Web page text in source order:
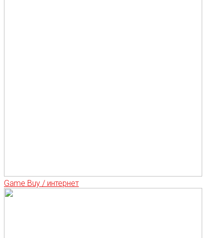
Game Buy / интернет